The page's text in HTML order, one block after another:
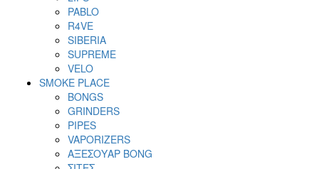
PABLO
R4VE
SIBERIA
SUPREME
VELO
SMOKE PLACE
BONGS
GRINDERS
PIPES
VAPORIZERS
ΑΞΕΣΟΥΑΡ BONG